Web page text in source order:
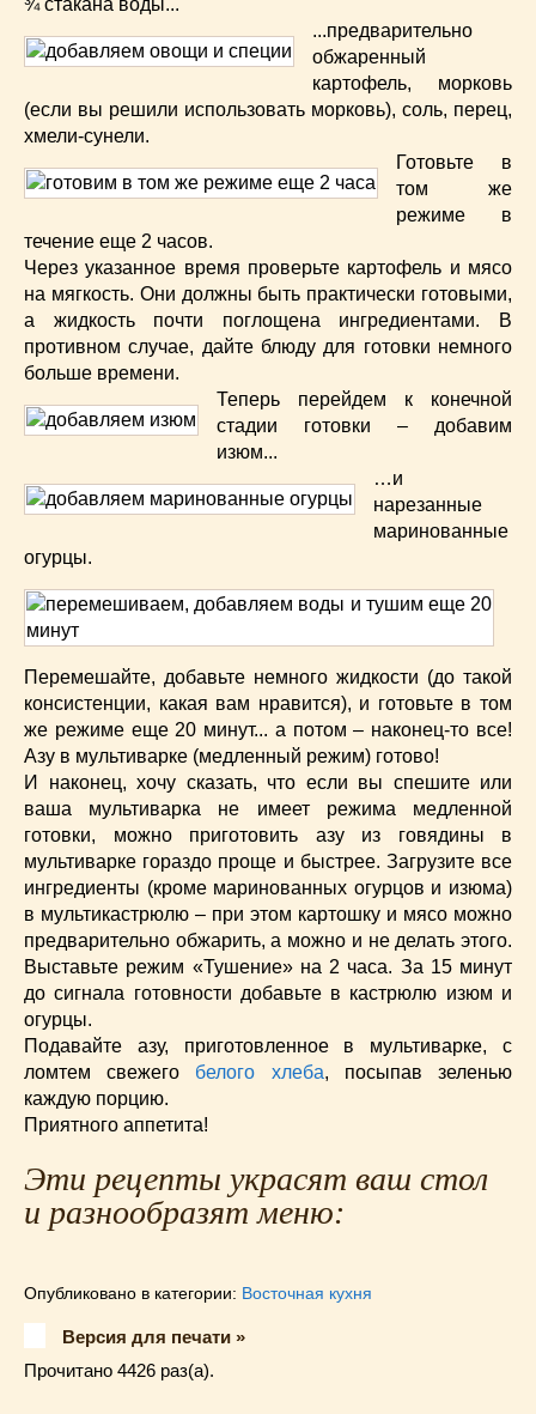
¾ стакана воды...
...предварительно
обжаренный
картофель, морковь
(если вы решили использовать морковь), соль, перец,
хмели-сунели.
Готовьте в
том же
режиме в
течение еще 2 часов.
Через указанное время проверьте картофель и мясо
на мягкость. Они должны быть практически готовыми,
а жидкость почти поглощена ингредиентами. В
противном случае, дайте блюду для готовки немного
больше времени.
Теперь перейдем к конечной
стадии готовки – добавим
изюм...
…и
нарезанные
маринованные
огурцы.
Перемешайте, добавьте немного жидкости (до такой
консистенции, какая вам нравится), и готовьте в том
же режиме еще 20 минут... а потом – наконец-то все!
Азу в мультиварке (медленный режим) готово!
И наконец, хочу сказать, что если вы спешите или
ваша мультиварка не имеет режима медленной
готовки, можно приготовить азу из говядины в
мультиварке гораздо проще и быстрее. Загрузите все
ингредиенты (кроме маринованных огурцов и изюма)
в мультикастрюлю – при этом картошку и мясо можно
предварительно обжарить, а можно и не делать этого.
Выставьте режим «Тушение» на 2 часа. За 15 минут
до сигнала готовности добавьте в кастрюлю изюм и
огурцы.
Подавайте азу, приготовленное в мультиварке, с
ломтем свежего белого хлеба, посыпав зеленью
каждую порцию.
Приятного аппетита!
Эти рецепты украсят ваш стол
и разнообразят меню:
Опубликовано в категории: Восточная кухня
Версия для печати »
Прочитано 4426 раз(a).